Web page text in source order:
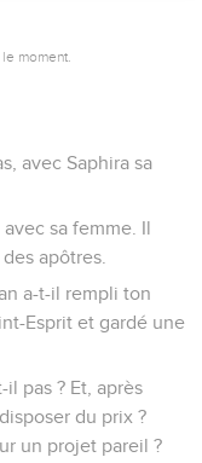
moment.
avec Saphira sa
sa femme. Il
apôtres.
a-t-il rempli ton
Esprit et gardé une
pas ? Et, après
du prix ?
un projet pareil ?